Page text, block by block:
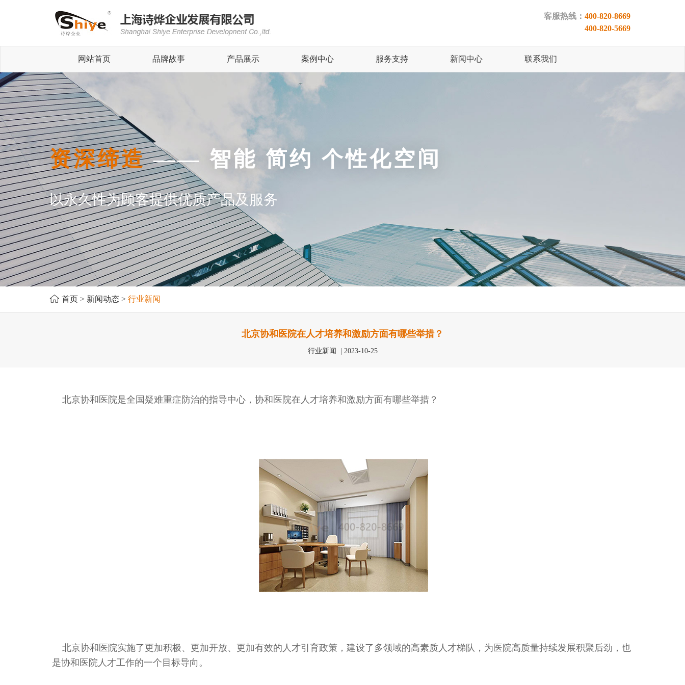
客服热线： 400-820-8669
400-820-5669
网站首页 品牌故事 产品展示 案例中心 服务支持 新闻中心 联系我们
资深缔造—— 智能 简约 个性化空间
以永久性为顾客提供优质产品及服务
首页 > 新闻动态 > 行业新闻
北京协和医院在人才培养和激励方面有哪些举措？
行业新闻 | 2023-10-25
北京协和医院是全国疑难重症防治的指导中心，协和医院在人才培养和激励方面有哪些举措？
北京协和医院实施了更加积极、更加开放、更加有效的人才引育政策，建设了多领域的高素质人才梯队，为医院高质量持续发展积聚后劲，也
是协和医院人才工作的一个目标导向。